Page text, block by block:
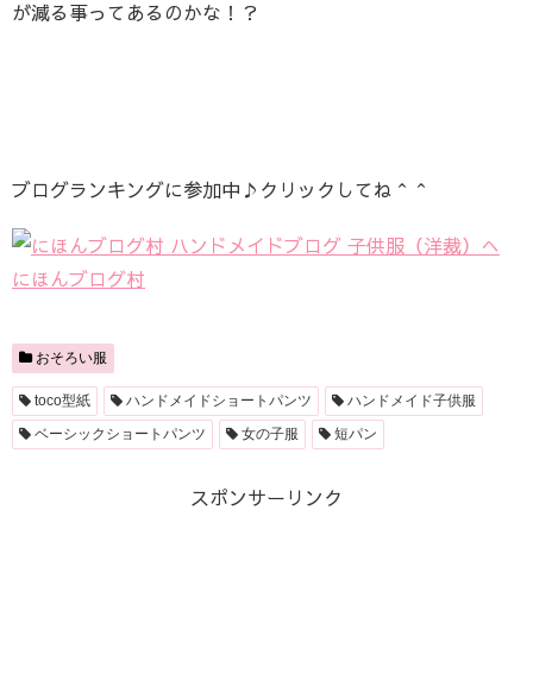
が減る事ってあるのかな！？
ブログランキングに参加中♪クリックしてね＾＾
にほんブログ村
おそろい服
toco型紙 ハンドメイドショートパンツ
ハンドメイド子供服
ベーシックショートパンツ
女の子服 短パン
スポンサーリンク